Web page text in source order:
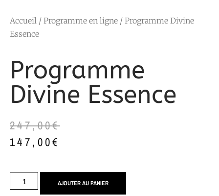
Accueil / Programme en ligne / Programme Divine
Essence
Programme
Divine Essence
247,00€
147,00€
AJOUTER AU PANIER